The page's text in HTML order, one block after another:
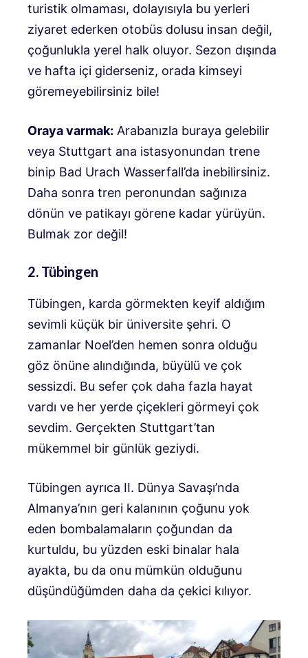
turistik olmaması, dolayısıyla bu yerleri
ziyaret ederken otobüs dolusu insan değil,
çoğunlukla yerel halk oluyor. Sezon dışında
ve hafta içi giderseniz, orada kimseyi
göremeyebilirsiniz bile!
Oraya varmak: Arabanızla buraya gelebilir
veya Stuttgart ana istasyonundan trene
binip Bad Urach Wasserfall’da inebilirsiniz.
Daha sonra tren peronundan sağınıza
dönün ve patikayı görene kadar yürüyün.
Bulmak zor değil!
2. Tübingen
Tübingen, karda görmekten keyif aldığım
sevimli küçük bir üniversite şehri. O
zamanlar Noel’den hemen sonra olduğu
göz önüne alındığında, büyülü ve çok
sessizdi. Bu sefer çok daha fazla hayat
vardı ve her yerde çiçekleri görmeyi çok
sevdim. Gerçekten Stuttgart’tan
mükemmel bir günlük geziydi.
Tübingen ayrıca II. Dünya Savaşı’nda
Almanya’nın geri kalanının çoğunu yok
eden bombalamaların çoğundan da
kurtuldu, bu yüzden eski binalar hala
ayakta, bu da onu mümkün olduğunu
düşündüğümden daha da çekici kılıyor.